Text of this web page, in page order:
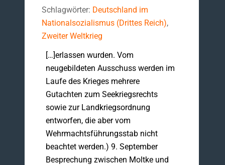
Schlagwörter: Deutschland im
Nationalsozialismus (Drittes Reich),
Zweiter Weltkrieg
[…]erlassen wurden. Vom
neugebildeten Ausschuss werden im
Laufe des Krieges mehrere
Gutachten zum Seekriegsrechts
sowie zur Landkriegsordnung
entworfen, die aber vom
Wehrmachtsführungsstab nicht
beachtet werden.) 9. September
Besprechung zwischen Moltke und